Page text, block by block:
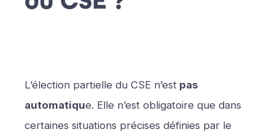
L’élection partielle du CSE n’est pas
automatique. Elle n’est obligatoire que dans
certaines situations précises définies par le